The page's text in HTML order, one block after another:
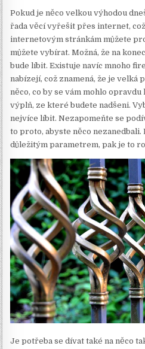
Pokud je něco velkou výhodou
řada věcí vyřešit přes internet,
internetovým stránkám můžete
můžete vybírat. Možná, že na
bude líbit. Existuje navíc mnoho
nabízejí, což znamená, že je velká
něco, co by se vám mohlo
výplň, ze které budete nadšeni.
nejvíce líbit. Nezapomeňte se
to proto, abyste něco nezanedbali.
důležitým parametrem, pak je to
Je potřeba se dívat také na něco